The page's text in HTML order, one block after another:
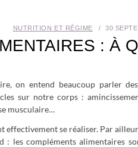
NUTRITION ET RÉGIME 30
: À
on entend beaucoup parler
sur notre corps :
musculaire…
effectivement se réaliser. Par
: les compléments alimentaires